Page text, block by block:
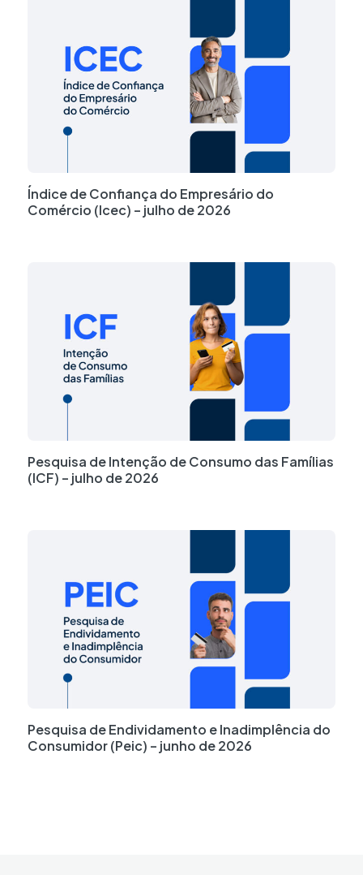
Powered By EmbedPress
Índice de Confiança do Empresário do
Comércio (Icec) – julho de 2026
Pesquisa de Intenção de Consumo das Famílias
(ICF) – julho de 2026
Pesquisa de Endividamento e Inadimplência do
Consumidor (Peic) – junho de 2026